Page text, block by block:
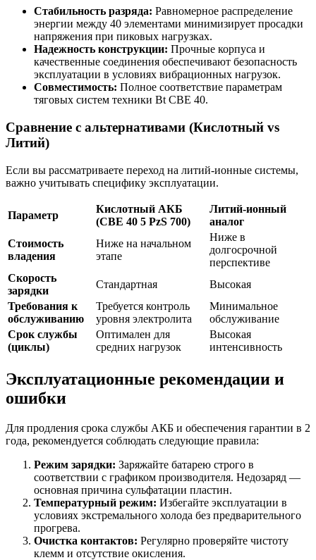
Стабильность разряда: Равномерное распределение
энергии между 40 элементами минимизирует просадки
напряжения при пиковых нагрузках.
Надежность конструкции: Прочные корпуса и
качественные соединения обеспечивают безопасность
эксплуатации в условиях вибрационных нагрузок.
Совместимость: Полное соответствие параметрам
тяговых систем техники Bt CBE 40.
Сравнение с альтернативами (Кислотный vs
Литий)
Если вы рассматриваете переход на литий-ионные системы,
важно учитывать специфику эксплуатации.
Параметр
Кислотный АКБ
(CBE 40 5 PzS 700)
Литий-ионный
аналог
Стоимость
владения
Ниже на начальном
этапе
Ниже в
долгосрочной
перспективе
Скорость
зарядки
Стандартная
Высокая
Требования к
обслуживанию
Требуется контроль
уровня электролита
Минимальное
обслуживание
Срок службы
(циклы)
Оптимален для
средних нагрузок
Высокая
интенсивность
Эксплуатационные рекомендации и
ошибки
Для продления срока службы АКБ и обеспечения гарантии в 2
года, рекомендуется соблюдать следующие правила:
Режим зарядки: Заряжайте батарею строго в
соответствии с графиком производителя. Недозаряд —
основная причина сульфатации пластин.
Температурный режим: Избегайте эксплуатации в
условиях экстремального холода без предварительного
прогрева.
Очистка контактов: Регулярно проверяйте чистоту
клемм и отсутствие окисления.